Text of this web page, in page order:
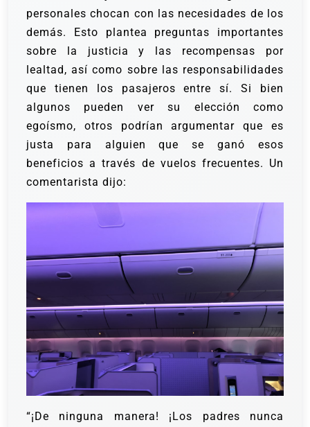
personales chocan con las necesidades de los
demás. Esto plantea preguntas importantes
sobre la justicia y las recompensas por
lealtad, así como sobre las responsabilidades
que tienen los pasajeros entre sí. Si bien
algunos pueden ver su elección como
egoísmo, otros podrían argumentar que es
justa para alguien que se ganó esos
beneficios a través de vuelos frecuentes. Un
comentarista dijo:
“¡De ninguna manera! ¡Los padres nunca